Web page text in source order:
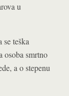
u
teška
osoba smrtno
a o stepenu